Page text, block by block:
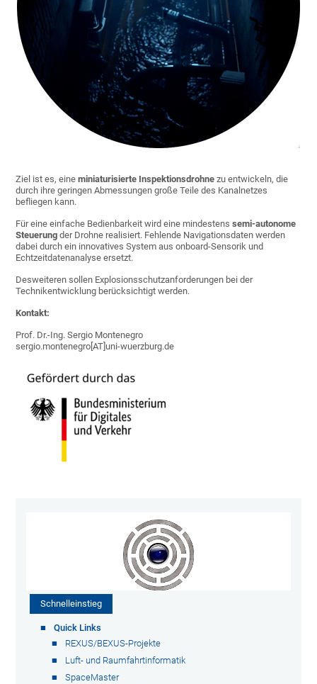
Ziel ist es, eineminiaturisierte Inspektionsdrohnezu entwickeln, die
durch ihre geringen Abmessungen große Teile des Kanalnetzes
befliegen kann.
Für eine einfache Bedienbarkeit wird eine mindestenssemi-autonome
Steuerung der Drohne realisiert. Fehlende Navigationsdaten werden
dabei durch ein innovatives System aus onboard-Sensorik und
Echtzeitdatenanalyse ersetzt.
Desweiteren sollen Explosionsschutzanforderungen bei der
Technikentwicklung berücksichtigt werden.
Kontakt:
Prof. Dr.-Ing. Sergio Montenegro
sergio.montenegro[AT]uni-wuerzburg.de
Schnelleinstieg
Quick Links
REXUS/BEXUS-Projekte
Luft- und Raumfahrtinformatik
SpaceMaster